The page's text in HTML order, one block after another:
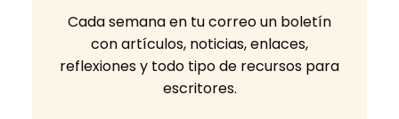
Cada semana en tu correo un boletín
con artículos, noticias, enlaces,
reflexiones y todo tipo de recursos para
escritores.